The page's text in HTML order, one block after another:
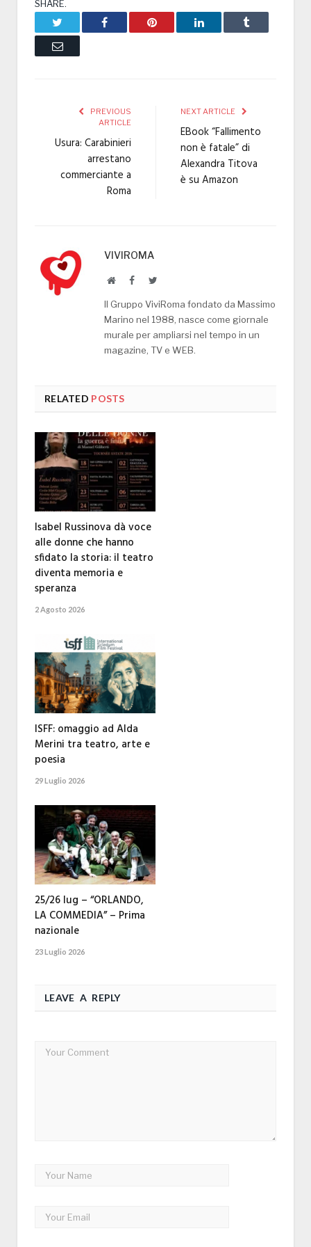
SHARE.
Facebook Pinterest LinkedIn Tumblr
Email
PREVIOUS
ARTICLE
Usura: Carabinieri
arrestano
commerciante a
Roma
NEXT ARTICLE
EBook “Fallimento
non è fatale” di
Alexandra Titova
è su Amazon
VIVIROMA
WebsiteFacebookTwitter
Il Gruppo ViviRoma fondato da Massimo
Marino nel 1988, nasce come giornale
murale per ampliarsi nel tempo in un
magazine, TV e WEB.
RELATED POSTS
Isabel Russinova dà voce
alle donne che hanno
sfidato la storia: il teatro
diventa memoria e
speranza
2 Agosto 2026
ISFF: omaggio ad Alda
Merini tra teatro, arte e
poesia
29 Luglio 2026
25/26 lug – “ORLANDO,
LA COMMEDIA” – Prima
nazionale
23 Luglio 2026
LEAVE A REPLY